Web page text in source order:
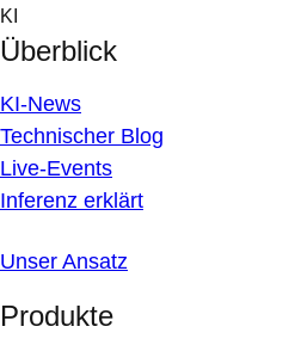
Skip
to
content
KI
Überblick
KI-News
Technischer Blog
Live-Events
Inferenz erklärt
Unser Ansatz
Produkte